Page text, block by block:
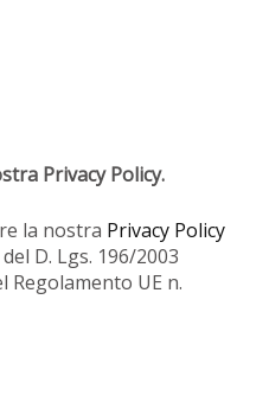
Privacy Policy.
la nostra Privacy Policy
D. Lgs. 196/2003
Regolamento UE n.